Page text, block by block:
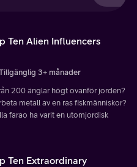
Ten Alien Influencers
3+ månader
200 änglar högt ovanför jorden?
metall av en ras fiskmänniskor?
farao ha varit en utomjordisk
Ten Extraordinary